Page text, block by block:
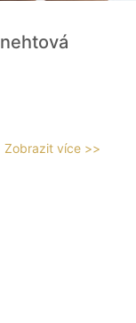
Zobrazit více >>